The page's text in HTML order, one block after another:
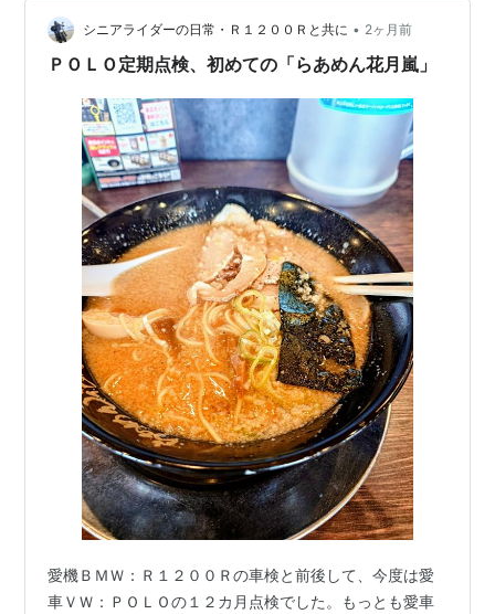
シニアライダーの日常・Ｒ１２００Ｒと共に • 2ヶ月前
ＰＯＬＯ定期点検、初めての「らあめん花月嵐」
愛機ＢＭＷ：Ｒ１２００Ｒの車検と前後して、今度は愛
車ＶＷ：ＰＯＬＯの１２カ月点検でした。もっとも愛車